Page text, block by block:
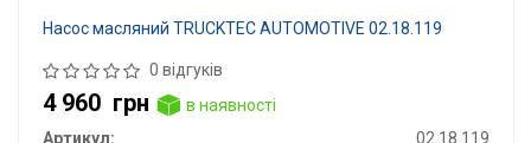
Насос масляний TRUCKTEC AUTOMOTIVE 02.18.119
0 відгуків
4 960 грн
в наявності
Артикул:
02.18.119